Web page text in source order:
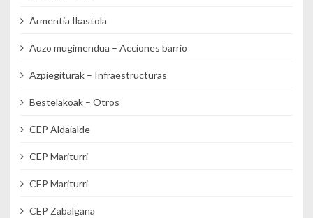
Armentia Ikastola
Auzo mugimendua – Acciones barrio
Azpiegiturak – Infraestructuras
Bestelakoak – Otros
CEP Aldaialde
CEP Mariturri
CEP Mariturri
CEP Zabalgana